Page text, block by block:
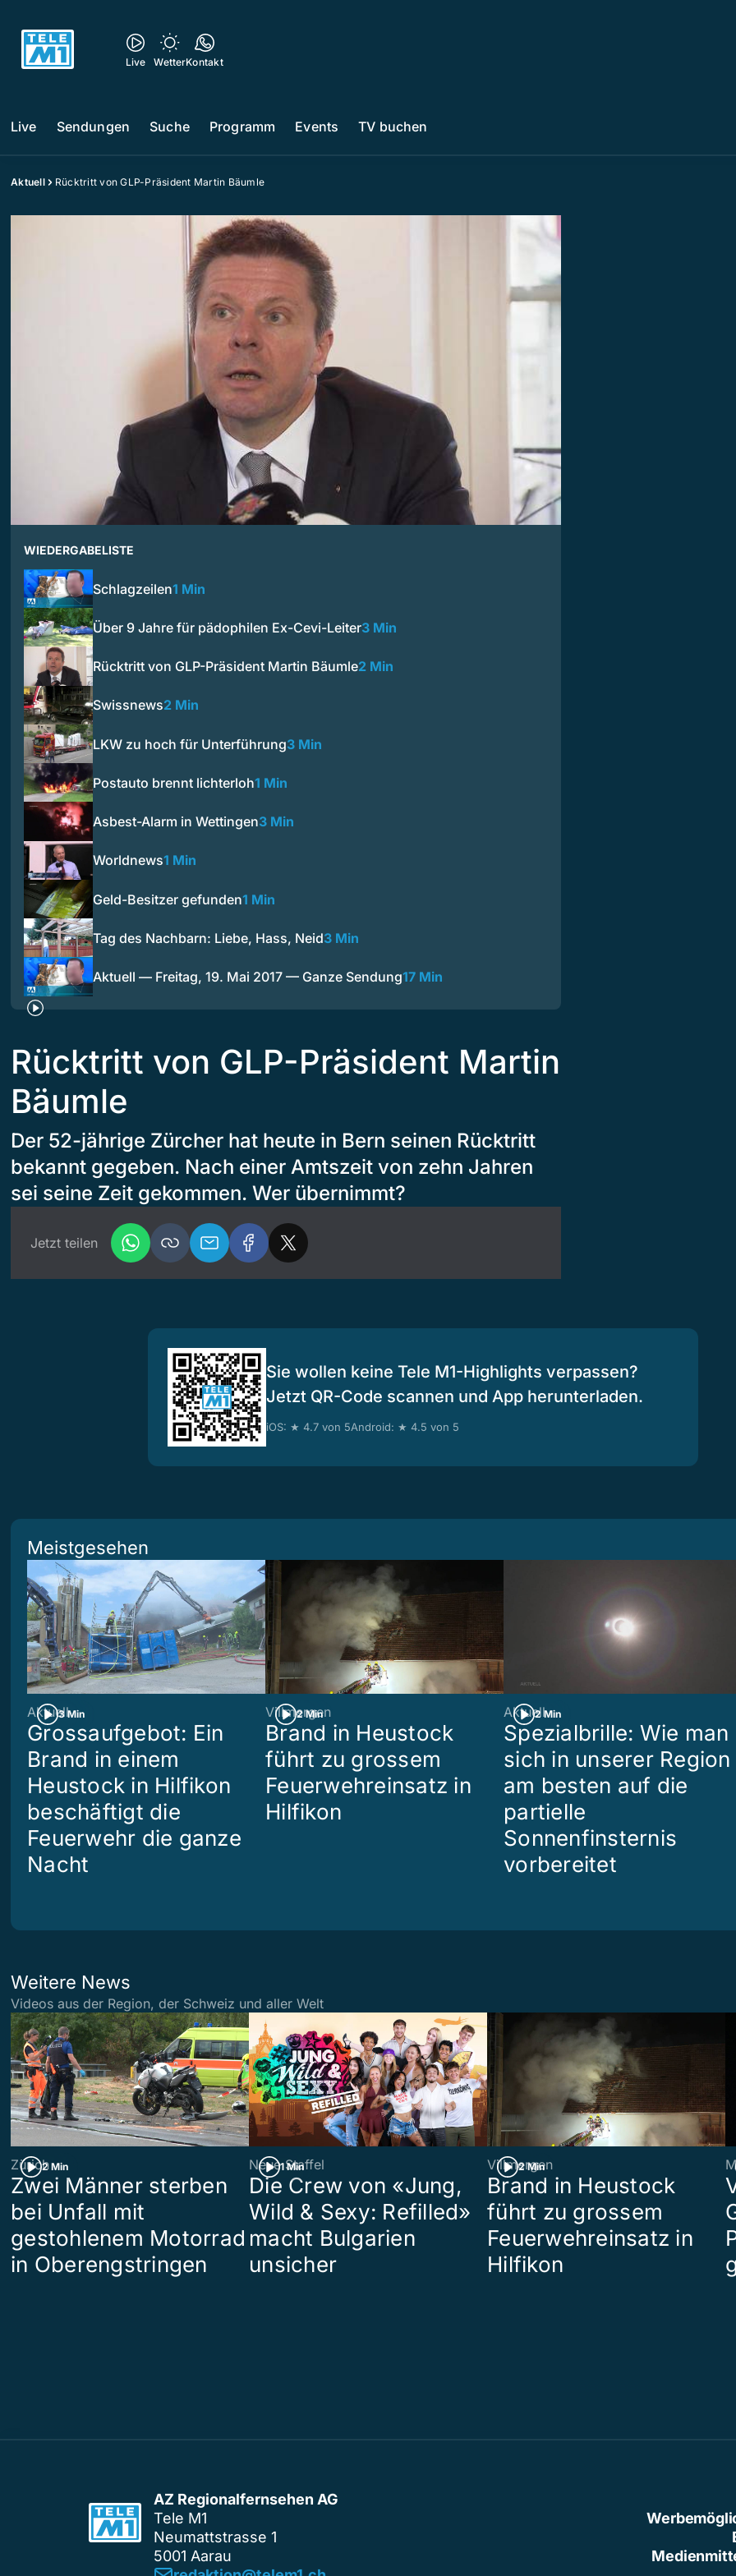
Live WetterKontakt
Live Sendungen Suche Programm Events TV buchen
Aktuell Rücktritt von GLP-Präsident Martin Bäumle
WIEDERGABELISTE
Schlagzeilen1 Min
Über 9 Jahre für pädophilen Ex-Cevi-Leiter3 Min
Rücktritt von GLP-Präsident Martin Bäumle2 Min
Swissnews2 Min
LKW zu hoch für Unterführung3 Min
Postauto brennt lichterloh1 Min
Asbest-Alarm in Wettingen3 Min
Worldnews1 Min
Geld-Besitzer gefunden1 Min
Tag des Nachbarn: Liebe, Hass, Neid3 Min
Aktuell — Freitag, 19. Mai 2017 — Ganze Sendung17 Min
Rücktritt von GLP-Präsident Martin
Bäumle
Der 52-jährige Zürcher hat heute in Bern seinen Rücktritt
bekannt gegeben. Nach einer Amtszeit von zehn Jahren
sei seine Zeit gekommen. Wer übernimmt?
Jetzt teilen
Sie wollen keine Tele M1-Highlights verpassen?
Jetzt QR-Code scannen und App herunterladen.
iOS: ★ 4.7 von 5Android: ★ 4.5 von 5
Meistgesehen
3 Min
Aktuell
Grossaufgebot: Ein
Brand in einem
Heustock in Hilfikon
beschäftigt die
Feuerwehr die ganze
Nacht
2 Min
Villmergen
Brand in Heustock
führt zu grossem
Feuerwehreinsatz in
Hilfikon
2 Min
Aktuell
Spezialbrille: Wie man
sich in unserer Region
am besten auf die
partielle
Sonnenfinsternis
vorbereitet
Weitere News
Videos aus der Region, der Schweiz und aller Welt
2 Min
Zürich
Zwei Männer sterben
bei Unfall mit
gestohlenem Motorrad
in Oberengstringen
1 Min
Neue Staffel
Die Crew von «Jung,
Wild & Sexy: Refilled»
macht Bulgarien
unsicher
2 Min
Villmergen
Brand in Heustock
führt zu grossem
Feuerwehreinsatz in
Hilfikon
AZ Regionalfernsehen AG
Tele M1
Neumattstrasse 1
5001 Aarau